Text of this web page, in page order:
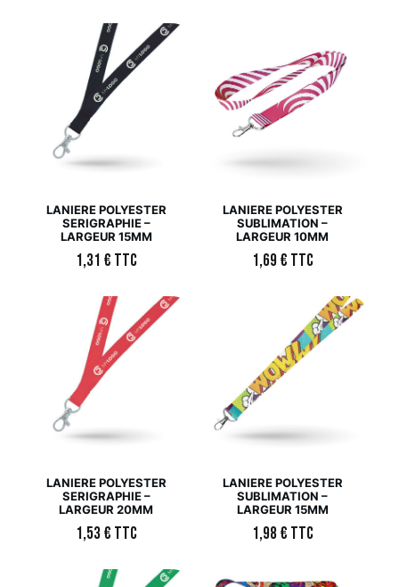
LANIERE POLYESTER
SERIGRAPHIE –
LARGEUR 15MM
1,31 € TTC
LANIERE POLYESTER
SUBLIMATION –
LARGEUR 10MM
1,69€ TTC
LANIERE POLYESTER
SERIGRAPHIE –
LARGEUR 20MM
1,53€ TTC
LANIERE POLYESTER
SUBLIMATION –
LARGEUR 15MM
1,98€ TTC